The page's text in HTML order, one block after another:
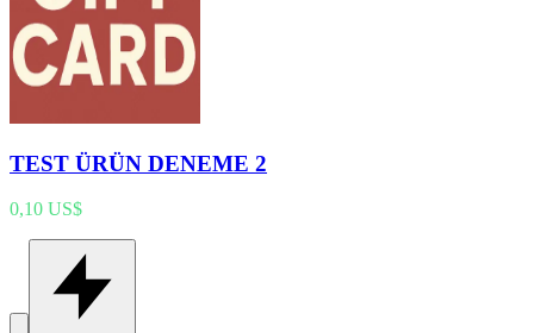
TEST ÜRÜN DENEME 2
0,10 US$